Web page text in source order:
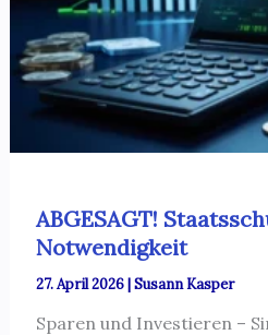
ABGESAGT!
Notwendigkeit
27. April 2026|Susann Kasper
Sparen und Investieren –